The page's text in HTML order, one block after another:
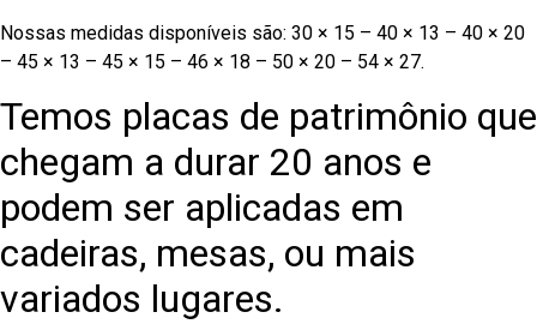
Nossas medidas disponíveis são: 30 × 15 – 40 × 13 – 40 × 20
– 45 × 13 – 45 × 15 – 46 × 18 – 50 × 20 – 54 × 27.
Temos placas de patrimônio que
chegam a durar 20 anos e
podem ser aplicadas em
cadeiras, mesas, ou mais
variados lugares.